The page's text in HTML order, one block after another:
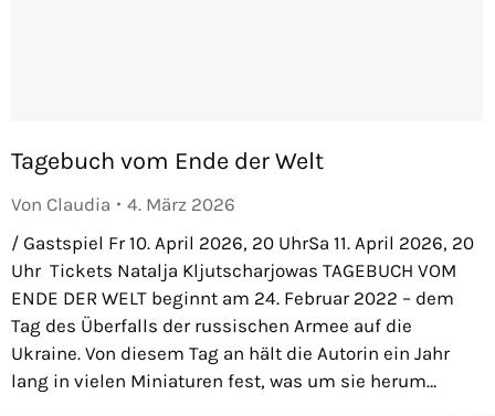
Tagebuch vom Ende der Welt
Von Claudia
4. März 2026
/ Gastspiel Fr 10. April 2026, 20 UhrSa 11. April 2026, 20
Uhr Tickets Natalja Kljutscharjowas TAGEBUCH VOM
ENDE DER WELT beginnt am 24. Februar 2022 – dem
Tag des Überfalls der russischen Armee auf die
Ukraine. Von diesem Tag an hält die Autorin ein Jahr
lang in vielen Miniaturen fest, was um sie herum…